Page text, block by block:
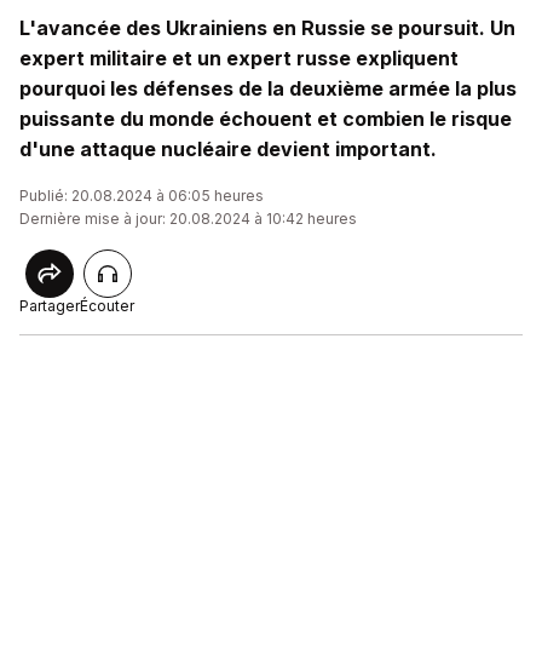
L'avancée des Ukrainiens en Russie se poursuit. Un
expert militaire et un expert russe expliquent
pourquoi les défenses de la deuxième armée la plus
puissante du monde échouent et combien le risque
d'une attaque nucléaire devient important.
Publié: 20.08.2024 à 06:05 heures
Dernière mise à jour: 20.08.2024 à 10:42 heures
PartagerÉcouter